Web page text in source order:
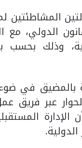
المشاطئتين
الدولي،
وذلك بحسب
بالمضيق في
عبر فريق